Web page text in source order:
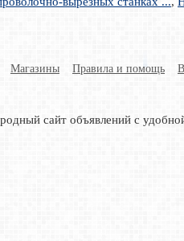
Магазины Правила и помощь
сайт объявлений с